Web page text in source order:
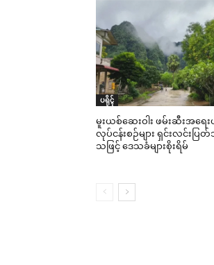
ပရိုၚ်
မူးယစ်ဆေးဝါး ဖမ်းဆီးအရေ
လုပ်ငန်းစဉ်များ ရှင်းလင်းပြ
သဖြင့် ဒေသခံများစိုးရိမ်